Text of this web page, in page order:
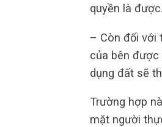
quyền là được.
– Còn đối với
của bên được
dụng đất sẽ
Trường hợp
mặt người